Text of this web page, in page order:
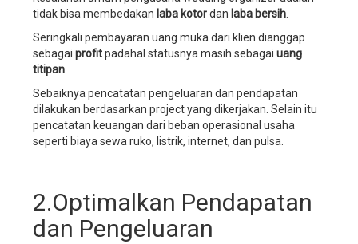
tidak bisa membedakan laba kotordan laba bersih.
Seringkali pembayaran uang muka dari klien dianggap
sebagaiprofitpadahal statusnya masih sebagaiuang
titipan.
Sebaiknya pencatatan pengeluaran dan pendapatan
dilakukan berdasarkan project yang dikerjakan. Selain itu
pencatatan keuangan dari beban operasional usaha
seperti biaya sewa ruko, listrik, internet, dan pulsa.
2.Optimalkan Pendapatan
dan Pengeluaran
organizer,
manajemen
wedding
sistem
manajemen
wedding
manajemen
wedding